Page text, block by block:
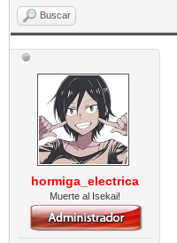
Buscar
hormiga_electrica
Muerte al Isekai!